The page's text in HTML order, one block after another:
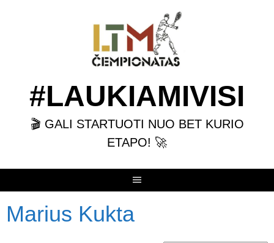
#LAUKIAMIVISI
🎬 GALI STARTUOTI NUO BET KURIO
ETAPO! 🚀
Marius Kukta